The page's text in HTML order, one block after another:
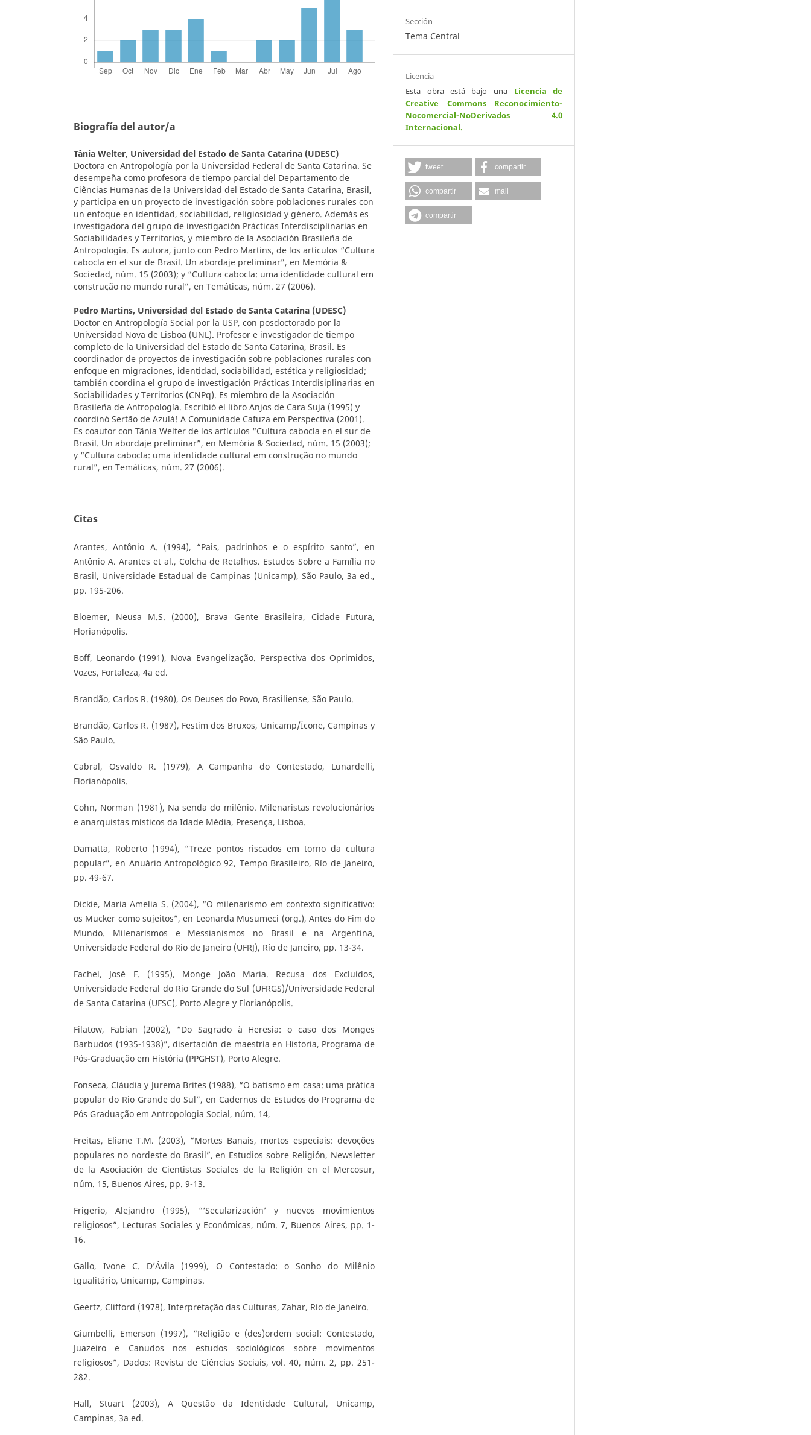
Biografía del autor/a
Tânia Welter, Universidad del Estado de Santa Catarina (UDESC)
Doctora en Antropología por la Universidad Federal de Santa Catarina. Se
desempeña como profesora de tiempo parcial del Departamento de
Ciências Humanas de la Universidad del Estado de Santa Catarina, Brasil,
y participa en un proyecto de investigación sobre poblaciones rurales con
un enfoque en identidad, sociabilidad, religiosidad y género. Además es
investigadora del grupo de investigación Prácticas Interdisciplinarias en
Sociabilidades y Territorios, y miembro de la Asociación Brasileña de
Antropología. Es autora, junto con Pedro Martins, de los artículos “Cultura
cabocla en el sur de Brasil. Un abordaje preliminar”, en Memória &
Sociedad, núm. 15 (2003); y “Cultura cabocla: uma identidade cultural em
construção no mundo rural”, en Temáticas, núm. 27 (2006).
Pedro Martins, Universidad del Estado de Santa Catarina (UDESC)
Doctor en Antropología Social por la USP, con posdoctorado por la
Universidad Nova de Lisboa (UNL). Profesor e investigador de tiempo
completo de la Universidad del Estado de Santa Catarina, Brasil. Es
coordinador de proyectos de investigación sobre poblaciones rurales con
enfoque en migraciones, identidad, sociabilidad, estética y religiosidad;
también coordina el grupo de investigación Prácticas Interdisiplinarias en
Sociabilidades y Territorios (CNPq). Es miembro de la Asociación
Brasileña de Antropología. Escribió el libro Anjos de Cara Suja (1995) y
coordinó Sertão de Azulá! A Comunidade Cafuza em Perspectiva (2001).
Es coautor con Tânia Welter de los artículos “Cultura cabocla en el sur de
Brasil. Un abordaje preliminar”, en Memória & Sociedad, núm. 15 (2003);
y “Cultura cabocla: uma identidade cultural em construção no mundo
rural”, en Temáticas, núm. 27 (2006).
Citas
Arantes, Antônio A. (1994), “Pais, padrinhos e o espírito santo”, en
Antônio A. Arantes et al., Colcha de Retalhos. Estudos Sobre a Família no
Brasil, Universidade Estadual de Campinas (Unicamp), São Paulo, 3a ed.,
pp. 195-206.
Bloemer, Neusa M.S. (2000), Brava Gente Brasileira, Cidade Futura,
Florianópolis.
Boff, Leonardo (1991), Nova Evangelização. Perspectiva dos Oprimidos,
Vozes, Fortaleza, 4a ed.
Brandão, Carlos R. (1980), Os Deuses do Povo, Brasiliense, São Paulo.
Brandão, Carlos R. (1987), Festim dos Bruxos, Unicamp/Ícone, Campinas y
São Paulo.
Cabral, Osvaldo R. (1979), A Campanha do Contestado, Lunardelli,
Florianópolis.
Cohn, Norman (1981), Na senda do milênio. Milenaristas revolucionários
e anarquistas místicos da Idade Média, Presença, Lisboa.
Damatta, Roberto (1994), “Treze pontos riscados em torno da cultura
popular”, en Anuário Antropológico 92, Tempo Brasileiro, Río de Janeiro,
pp. 49-67.
Dickie, Maria Amelia S. (2004), “O milenarismo em contexto significativo:
os Mucker como sujeitos”, en Leonarda Musumeci (org.), Antes do Fim do
Mundo. Milenarismos e Messianismos no Brasil e na Argentina,
Universidade Federal do Rio de Janeiro (UFRJ), Río de Janeiro, pp. 13-34.
Fachel, José F. (1995), Monge João Maria. Recusa dos Excluídos,
Universidade Federal do Rio Grande do Sul (UFRGS)/Universidade Federal
de Santa Catarina (UFSC), Porto Alegre y Florianópolis.
Filatow, Fabian (2002), “Do Sagrado à Heresia: o caso dos Monges
Barbudos (1935-1938)”, disertación de maestría en Historia, Programa de
Pós-Graduação em História (PPGHST), Porto Alegre.
Fonseca, Cláudia y Jurema Brites (1988), “O batismo em casa: uma prática
popular do Rio Grande do Sul”, en Cadernos de Estudos do Programa de
Pós Graduação em Antropologia Social, núm. 14,
Freitas, Eliane T.M. (2003), “Mortes Banais, mortos especiais: devoções
populares no nordeste do Brasil”, en Estudios sobre Religión, Newsletter
de la Asociación de Cientistas Sociales de la Religión en el Mercosur,
núm. 15, Buenos Aires, pp. 9-13.
Frigerio, Alejandro (1995), “‘Secularización’ y nuevos movimientos
religiosos”, Lecturas Sociales y Económicas, núm. 7, Buenos Aires, pp. 1-
16.
Gallo, Ivone C. D’Ávila (1999), O Contestado: o Sonho do Milênio
Igualitário, Unicamp, Campinas.
Geertz, Clifford (1978), Interpretação das Culturas, Zahar, Río de Janeiro.
Giumbelli, Emerson (1997), “Religião e (des)ordem social: Contestado,
Juazeiro e Canudos nos estudos sociológicos sobre movimentos
religiosos”, Dados: Revista de Ciências Sociais, vol. 40, núm. 2, pp. 251-
282.
Hall, Stuart (2003), A Questão da Identidade Cultural, Unicamp,
Campinas, 3a ed.
Sección
Tema Central
Licencia
Esta obra está bajo una Licencia de
Creative Commons Reconocimiento-
Nocomercial-NoDerivados 4.0
Internacional.
tweet compartir
compartir mail
compartir